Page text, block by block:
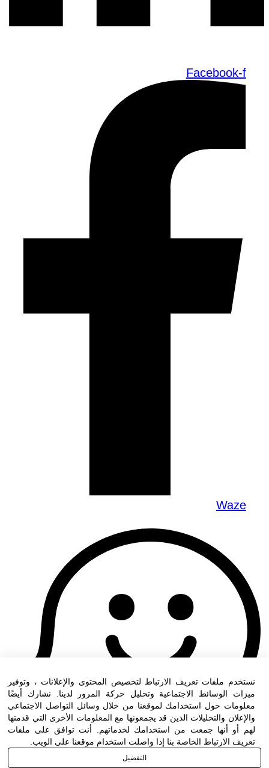
Facebook-f
Waze
نستخدم ملفات تعريف الارتباط لتخصيص المحتوى والإعلانات ، وتوفير
ميزات الوسائط الاجتماعية وتحليل حركة المرور لدينا. نشارك أيضًا
معلومات حول استخدامك لموقعنا من خلال وسائل التواصل الاجتماعي
والإعلان والتحليلات الذين قد يجمعونها مع المعلومات الأخرى التي قدمتها
لهم أو أنها جمعت من استخدامك لخدماتهم. أنت توافق على ملفات
تعريف الارتباط الخاصة بنا إذا واصلت استخدام موقعنا على الويب.
التفضيل